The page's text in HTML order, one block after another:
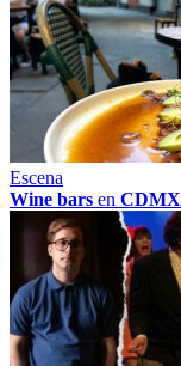
Escena
Wine bars en CDMX